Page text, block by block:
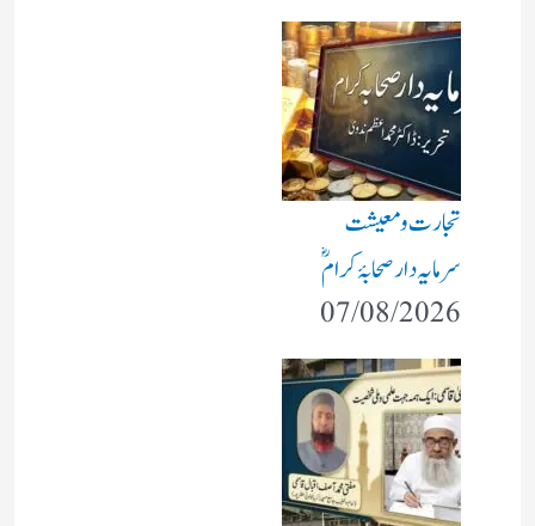
تجارت و معیشت
سرمایہ دار صحابۂ کرامؓ
07/08/2026